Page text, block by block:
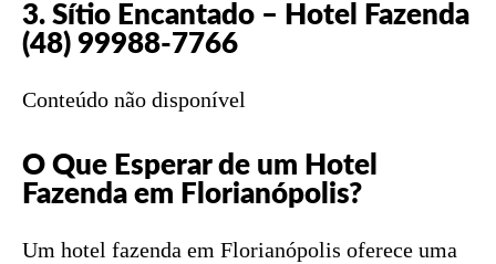
3. Sítio Encantado – Hotel Fazenda
(48) 99988-7766
Conteúdo não disponível
O Que Esperar de um Hotel
Fazenda em Florianópolis?
Um hotel fazenda em Florianópolis oferece uma